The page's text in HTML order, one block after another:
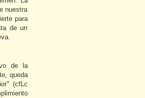
nuestra
para
de un
de la
queda
(cfLc